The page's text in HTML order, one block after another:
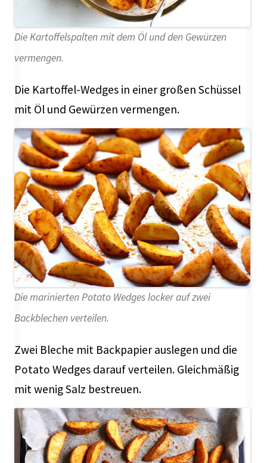
Die Kartoffelspalten mit dem Öl und den Gewürzen
vermengen.
Die Kartoffel-Wedges in einer großen Schüssel
mit Öl und Gewürzen vermengen.
Die marinierten Potato Wedges locker auf zwei
Backblechen verteilen.
Zwei Bleche mit Backpapier auslegen und die
Potato Wedges darauf verteilen. Gleichmäßig
mit wenig Salz bestreuen.